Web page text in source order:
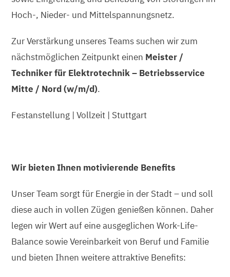
Hoch-, Nieder- und Mittelspannungsnetz.
Zur Verstärkung unseres Teams suchen wir zum
nächstmöglichen Zeitpunkt einen Meister /
Techniker für Elektrotechnik – Betriebsservice
Mitte / Nord (w/m/d).
Festanstellung | Vollzeit | Stuttgart
Wir bieten Ihnen motivierende Benefits
Unser Team sorgt für Energie in der Stadt – und soll
diese auch in vollen Zügen genießen können. Daher
legen wir Wert auf eine ausgeglichen Work-Life-
Balance sowie Vereinbarkeit von Beruf und Familie
und bieten Ihnen weitere attraktive Benefits: